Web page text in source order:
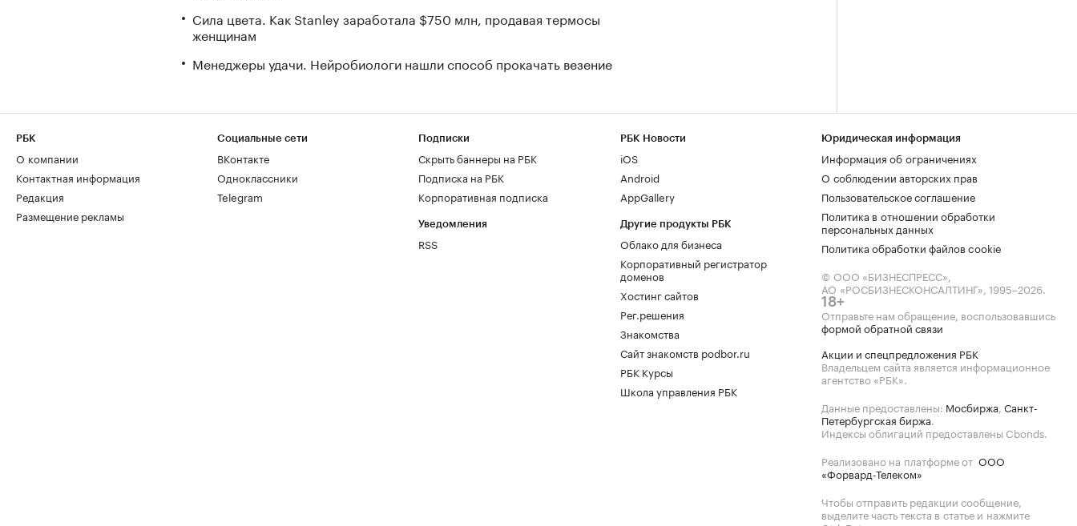
Сила цвета. Как Stanley заработала $750 млн, продавая термосы
женщинам
Менеджеры удачи. Нейробиологи нашли способ прокачать везение
РБК
О компании
Контактная информация
Редакция
Размещение рекламы
Социальные сети
ВКонтакте
Одноклассники
Telegram
Подписки
Скрыть баннеры на РБК
Подписка на РБК
Корпоративная подписка
Уведомления
RSS
РБК Новости
iOS
Android
AppGallery
Другие продукты РБК
Облако для бизнеса
Корпоративный регистратор
доменов
Хостинг сайтов
Рег.решения
Знакомства
Сайт знакомств podbor.ru
РБК Курсы
Школа управления РБК
Юридическая информация
Информация об ограничениях
О соблюдении авторских прав
Пользовательское соглашение
Политика в отношении обработки
персональных данных
Политика обработки файлов cookie
© ООО «БИЗНЕСПРЕСС»,
АО «РОСБИЗНЕСКОНСАЛТИНГ», 1995–2026.
18+
Отправьте нам обращение, воспользовавшись
формой обратной связи
Акции и спецпредложения РБК
Владельцем сайта является информационное
агентство «РБК».
Данные предоставлены: Мосбиржа, Санкт-
Петербургская биржа.
Индексы облигаций предоставлены Cbonds.
Реализовано на платформе от ООО
«Форвард-Телеком»
Чтобы отправить редакции сообщение,
выделите часть текста в статье и нажмите